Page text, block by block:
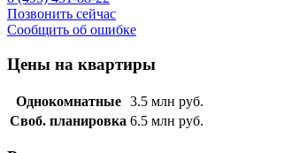
Позвонить сейчас
Сообщить об ошибке
Цены на квартиры
Однокомнатные 3.5 млн руб.
Своб. планировка 6.5 млн руб.